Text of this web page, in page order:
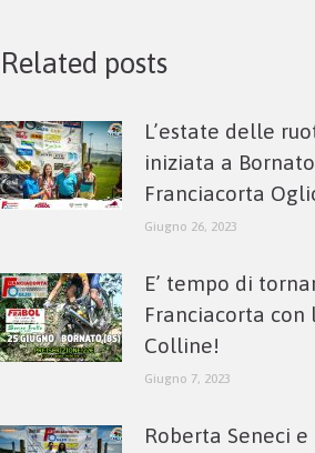
Related posts
L’estate delle
iniziata a
Franciacorta
Giugno 26, 2023
E’ tempo di
Franciacorta con
Colline!
Giugno 7, 2023
Roberta Seneci e